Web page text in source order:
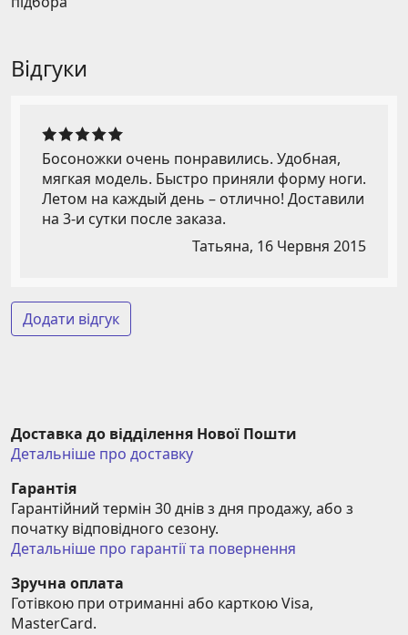
Відгуки
Босоножки очень понравились. Удобная,
мягкая модель. Быстро приняли форму ноги.
Летом на каждый день – отлично! Доставили
на 3-и сутки после заказа.
Татьяна, 16 Червня 2015
Додати відгук
Доставка до відділення Нової Пошти
Детальніше про доставку
Гарантія
Гарантійний термін 30 днів з дня продажу, або з
початку відповідного сезону.
Детальніше про гарантії та повернення
Зручна оплата
Готівкою при отриманні або карткою Visa,
MasterCard.